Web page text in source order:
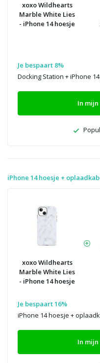
xoxo Wildhearts
Marble White Lies
- iPhone 14 hoesje
Je bespaart 8%
Docking Station + iPhone
In
iPhone 14 hoesje +
xoxo Wildhearts
Marble White Lies
- iPhone 14 hoesje
Je bespaart 16%
iPhone 14 hoesje +
In